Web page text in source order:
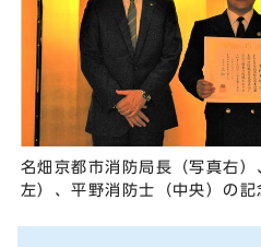
名畑京都市消防局長（写真右
左）、平野消防士（中央）の記